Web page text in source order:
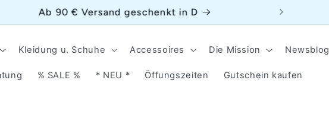
Ab 90 € Versand geschenkt in D
Kleidung u. Schuhe Accessoires Die Mission Newsblog
% SALE % * NEU * Öffungszeiten Gutschein kaufen